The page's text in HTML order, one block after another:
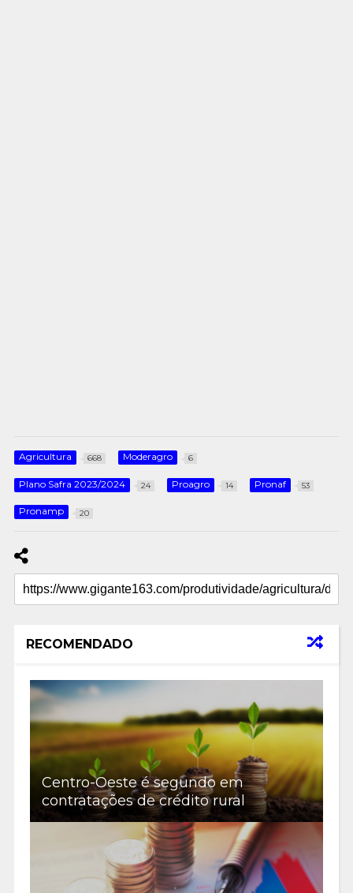
Agricultura 668 Moderagro 6
Plano Safra 2023/2024 24 Proagro 14 Pronaf 53
Pronamp 20
RECOMENDADO
Centro-Oeste é segundo em
contratações de crédito rural